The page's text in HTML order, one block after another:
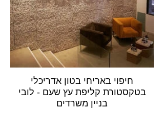
חיפוי באריחי בטון אדריכלי
בטקסטורת קליפת עץ שעם - לובי
בניין משרדים